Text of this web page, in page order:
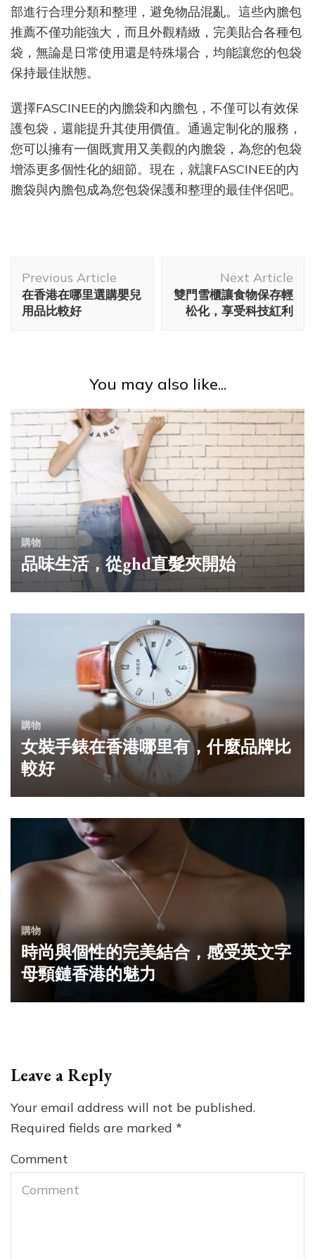
部進行合理分類和整理，避免物品混亂。這些內膽包
推薦不僅功能強大，而且外觀精緻，完美貼合各種包
袋，無論是日常使用還是特殊場合，均能讓您的包袋
保持最佳狀態。
選擇FASCINEE的內膽袋和內膽包，不僅可以有效保
護包袋，還能提升其使用價值。通過定制化的服務，
您可以擁有一個既實用又美觀的內膽袋，為您的包袋
增添更多個性化的細節。現在，就讓FASCINEE的內
膽袋與內膽包成為您包袋保護和整理的最佳伴侶吧。
Navigation
Previous Article
在香港在哪里選購嬰兒
用品比較好
Next Article
雙門雪櫃讓食物保存輕
松化，享受科技紅利
You may also like...
購物
品味生活，從ghd直髮夾開始
購物
女裝手錶在香港哪里有，什麼品牌比
較好
購物
時尚與個性的完美結合，感受英文字
母頸鏈香港的魅力
Leave a Reply
Your email address will not be published.
Required fields are marked *
Comment